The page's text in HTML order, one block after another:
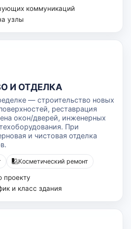
коммуникаций
узлы
И ОТДЕЛКА
— строительство новых
реставрация
окон/дверей, инженерных
При
и чистовая отделка
Косметический ремонт
и класс здания